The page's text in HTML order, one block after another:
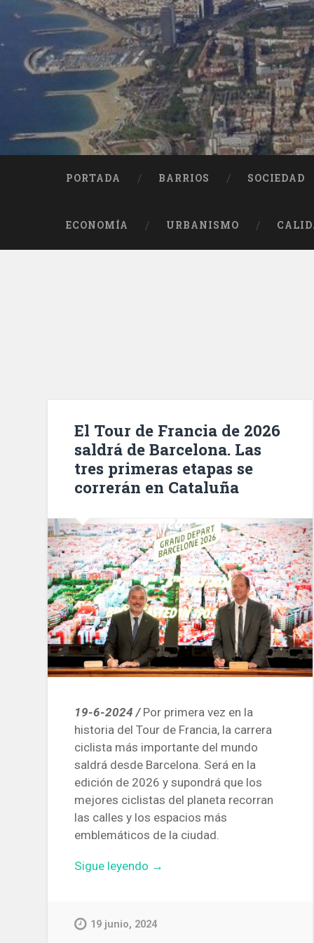
contenido
Buscar
PORTADA BARRIOS SOCIEDAD
ECONOMÍA URBANISMO
El Tour de Francia de 2026
saldrá de Barcelona. Las
tres primeras etapas se
correrán en Cataluña
19-6-2024 /Por primera vez en la
historia del Tour de Francia, la carrera
ciclista más importante del mundo
saldrá desde Barcelona. Será en la
edición de 2026 y supondrá que los
mejores ciclistas del planeta recorran
las calles y los espacios más
emblemáticos de la ciudad.
Sigue leyendo «El
Francia
→
19 junio, 2024